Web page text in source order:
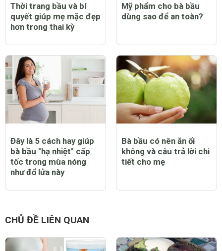
Thời trang bầu và bí
quyết giúp mẹ mặc đẹp
hơn trong thai kỳ
Mỹ phẩm cho bà bầu
dùng sao để an toàn?
Đây là 5 cách hay giúp
bà bầu "hạ nhiệt" cấp
tốc trong mùa nóng
như đổ lửa này
Bà bầu có nên ăn ổi
không và câu trả lời chi
tiết cho mẹ
CHỦ ĐỀ LIÊN QUAN